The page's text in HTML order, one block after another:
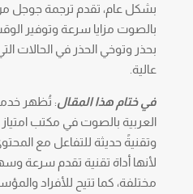
بشكل عام، تقدم ترجمة جوجل من
بالصوت مزايا سرعة وتوفير
بحذر وتوخي الحذر في الحالات
عالية.
في ختام هذا المقال: تُظهر
العربية بالصوت في مكتب
وتقنيةً حديثة للتفاعل مع
لأنها أداة تقنية تقدم سرعة
مختلفة، كما تتيح للأفراد